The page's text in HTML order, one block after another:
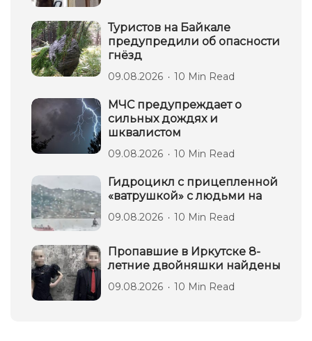
Туристов на Байкале
предупредили об опасности
гнёзд
09.08.2026 10 Min Read
МЧС предупреждает о
сильных дождях и
шквалистом
09.08.2026 10 Min Read
Гидроцикл с прицепленной
«ватрушкой» с людьми на
09.08.2026 10 Min Read
Пропавшие в Иркутске 8-
летние двойняшки найдены
09.08.2026 10 Min Read